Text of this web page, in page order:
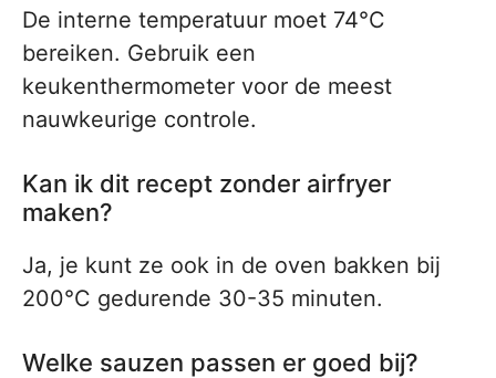
De interne temperatuur moet 74°C
bereiken. Gebruik een
keukenthermometer voor de meest
nauwkeurige controle.
Kan ik dit recept zonder airfryer
maken?
Ja, je kunt ze ook in de oven bakken bij
200°C gedurende 30-35 minuten.
Welke sauzen passen er goed bij?